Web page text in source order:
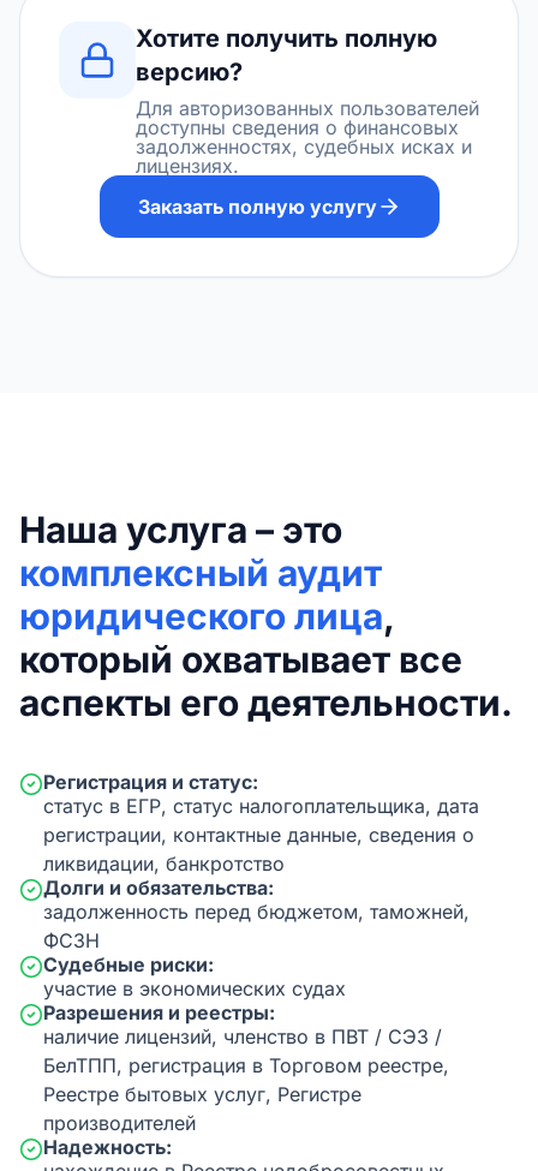
Хотите получить полную
версию?
Для авторизованных пользователей
доступны сведения о финансовых
задолженностях, судебных исках и
лицензиях.
Заказать полную услугу
Наша услуга – это
комплексный аудит
юридического лица,
который охватывает все
аспекты его деятельности.
Регистрация и статус:
статус в ЕГР, статус налогоплательщика, дата
регистрации, контактные данные, сведения о
ликвидации, банкротство
Долги и обязательства:
задолженность перед бюджетом, таможней,
ФСЗН
Судебные риски:
участие в экономических судах
Разрешения и реестры:
наличие лицензий, членство в ПВТ / СЭЗ /
БелТПП, регистрация в Торговом реестре,
Реестре бытовых услуг, Регистре
производителей
Надежность: